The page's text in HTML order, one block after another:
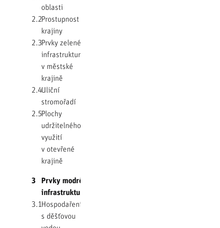
oblasti
2.2Prostupnost
krajiny
2.3Prvky zelené
infrastruktury
v městské
krajině
2.4Uliční
stromořadí
2.5Plochy
udržitelného
využití
v otevřené
krajině
3
Prvky modré
infrastruktury
3.1 Hospodaření
s děšťovou